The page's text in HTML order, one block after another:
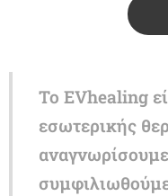
Το EVhealing
εσωτερικής
αναγνωρίσουμε
συμφιλιωθ